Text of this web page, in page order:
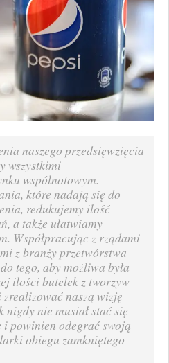
naszego przedsięwzięcia
wszystkimi
wspólnotowym.
które nadają się do
redukujemy ilość
a także ułatwiamy
Współpracując z rządami
z branży przetwórstwa
tego, aby możliwa była
ilości butelek z tworzyw
naszą wizję
nie musiał stać się
i powinien odegrać swoją
obiegu zamkniętego –